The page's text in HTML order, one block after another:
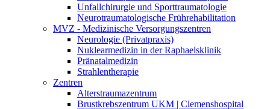
Unfallchirurgie und Sporttraumatologie
Neurotraumatologische Frührehabilitation
MVZ - Medizinische Versorgungszentren
Neurologie (Privatpraxis)
Nuklearmedizin in der Raphaelsklinik
Pränatalmedizin
Strahlentherapie
Zentren
Alterstraumazentrum
Brustkrebszentrum UKM | Clemenshospital